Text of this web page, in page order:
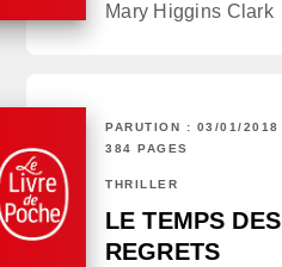
Mary Higgins Clark
PARUTION : 03/01/2018
384 PAGES
THRILLER
LE TEMPS DES
REGRETS